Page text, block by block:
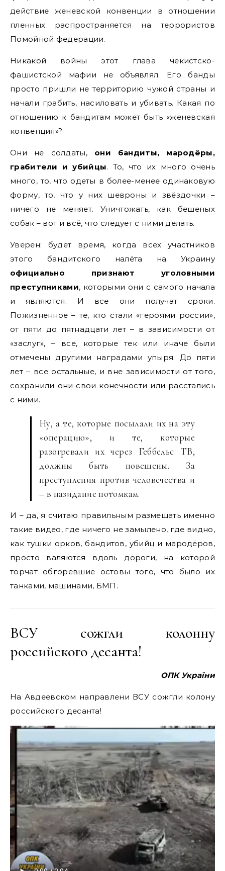
действие женевской конвенции в отношении
пленных распространяется на террористов
Помойной федерации.
Никакой войны этот глава чекистско-
фашистской мафии не объявлял. Его банды
просто пришли не территорию чужой страны и
начали грабить, насиловать и убивать. Какая по
отношению к бандитам может быть «женевская
конвенция»?
Они не солдаты, они бандиты, мародёры,
грабители и убийцы. То, что их много очень
много, то, что одеты в более-менее одинаковую
форму, то, что у них шевроны и звёздочки –
ничего не меняет. Уничтожать, как бешеных
собак – вот и всё, что следует с ними делать.
Уверен: будет время, когда всех участников
этого бандитского налёта на Украину
официально признают уголовными
преступниками, которыми они с самого начала
и являются. И все они получат сроки.
Пожизненное – те, кто стали «героями россии»,
от пяти до пятнадцати лет – в зависимости от
«заслуг», – все, которые тек или иначе были
отмечены другими наградами упыря. До пяти
лет – все остальные, и вне зависимости от того,
сохранили они свои конечности или расстались
с ними.
Ну, а те, которые посылали их на эту
«операцию», и те, которые
разогревали их через Геббельс ТВ,
должны быть повешены. За
преступления против человечества и
– в назидание потомкам.
И – да, я считаю правильным размещать именно
такие видео, где ничего не замылено, где видно,
как тушки орков, бандитов, убийц и мародёров,
просто валяются вдоль дороги, на которой
торчат обгоревшие остовы того, что было их
танками, машинами, БМП.
ВСУ сожгли колонну
российского десанта!
ОПК України
На Авдеевском направлени ВСУ сожгли колону
российского десанта!